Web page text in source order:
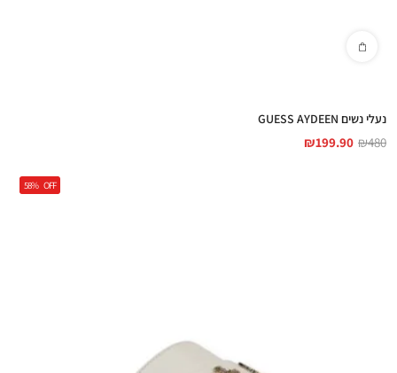
נעלי נשים GUESS AYDEEN
₪480
₪199.90
58% OFF